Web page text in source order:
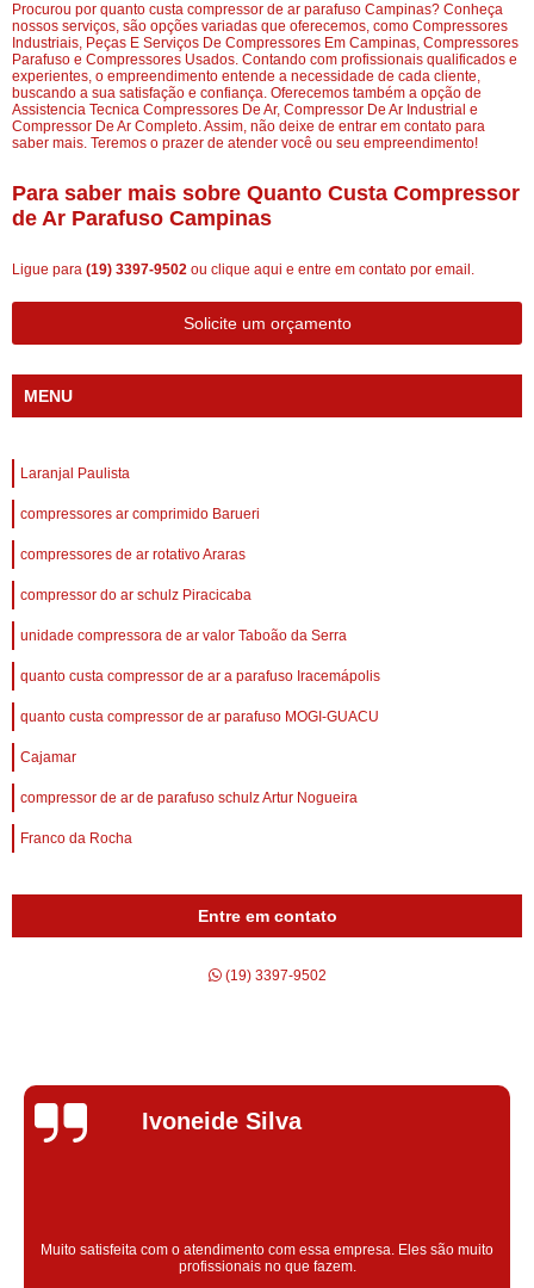
Procurou por quanto custa compressor de ar parafuso Campinas? Conheça
nossos serviços, são opções variadas que oferecemos, como Compressores
Industriais, Peças E Serviços De Compressores Em Campinas, Compressores
Parafuso e Compressores Usados. Contando com profissionais qualificados e
experientes, o empreendimento entende a necessidade de cada cliente,
buscando a sua satisfação e confiança. Oferecemos também a opção de
Assistencia Tecnica Compressores De Ar, Compressor De Ar Industrial e
Compressor De Ar Completo. Assim, não deixe de entrar em contato para
saber mais. Teremos o prazer de atender você ou seu empreendimento!
Para saber mais sobre Quanto Custa Compressor
de Ar Parafuso Campinas
Ligue para (19) 3397-9502 ou clique aqui e entre em contato por email.
Solicite um orçamento
MENU
Laranjal Paulista
compressores ar comprimido Barueri
compressores de ar rotativo Araras
compressor do ar schulz Piracicaba
unidade compressora de ar valor Taboão da Serra
quanto custa compressor de ar a parafuso Iracemápolis
quanto custa compressor de ar parafuso MOGI-GUACU
Cajamar
compressor de ar de parafuso schulz Artur Nogueira
Franco da Rocha
Entre em contato
(19) 3397-9502
Silvana Alves
Super satisfeita com o serviço prestado, atendimento muito bom!
colaoradores educado e transparente, destaque para o colaborador
Claudinei excelente profissional!